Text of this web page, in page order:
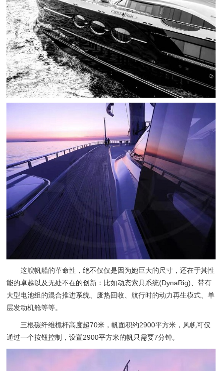
这艘帆船的革命性，绝不仅仅是因为她巨大的尺寸，还在于其性
能的卓越以及无处不在的创新：比如动态索具系统(DynaRig)、带有
大型电池组的混合推进系统、废热回收、航行时的动力再生模式、单
层发动机舱等等。
三根碳纤维桅杆高度超70米，帆面积约2900平方米，风帆可仅
通过一个按钮控制，设置2900平方米的帆只需要7分钟。